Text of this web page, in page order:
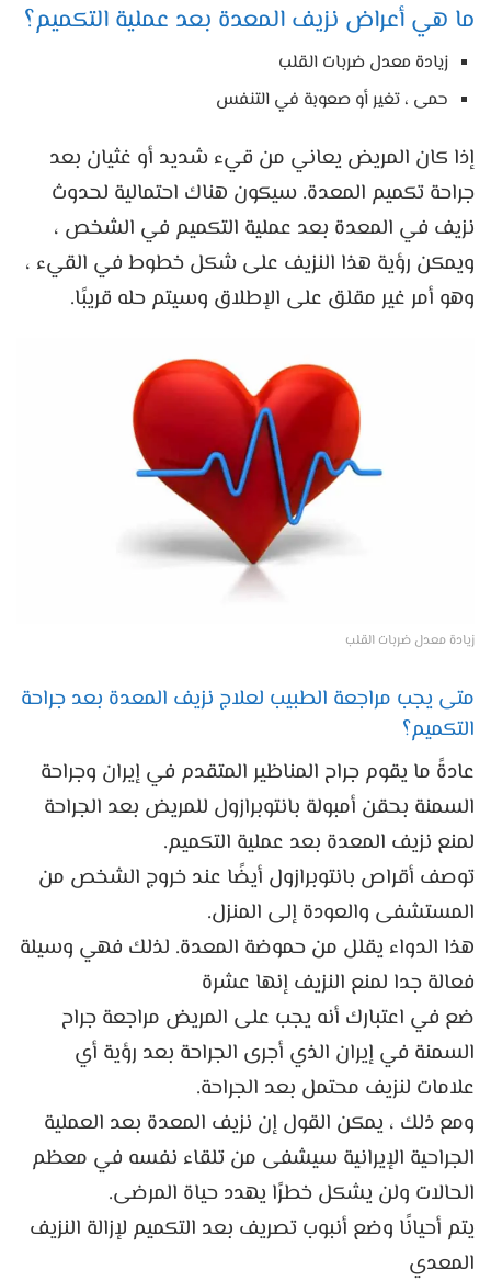
ما هي أعراض نزيف المعدة بعد عملية التكميم؟
زيادة معدل ضربات القلب
حمى ، تغير أو صعوبة في التنفس
إذا كان المريض يعاني من قيء شديد أو غثيان بعد
جراحة تكميم المعدة. سيكون هناك احتمالية لحدوث
نزيف في المعدة بعد عملية التكميم في الشخص ،
ويمكن رؤية هذا النزيف على شكل خطوط في القيء ،
وهو أمر غير مقلق على الإطلاق وسيتم حله قريبًا.
زيادة معدل ضربات القلب
متى يجب مراجعة الطبيب لعلاج نزيف المعدة بعد جراحة
التكميم؟
عادةً ما يقوم جراح المناظير المتقدم في إيران وجراحة
السمنة بحقن أمبولة بانتوبرازول للمريض بعد الجراحة
لمنع نزيف المعدة بعد عملية التكميم.
توصف أقراص بانتوبرازول أيضًا عند خروج الشخص من
المستشفى والعودة إلى المنزل.
هذا الدواء يقلل من حموضة المعدة. لذلك فهي وسيلة
فعالة جدا لمنع النزيف إنها عشرة
ضع في اعتبارك أنه يجب على المريض مراجعة جراح
السمنة في إيران الذي أجرى الجراحة بعد رؤية أي
علامات لنزيف محتمل بعد الجراحة.
ومع ذلك ، يمكن القول إن نزيف المعدة بعد العملية
الجراحية الإيرانية سيشفى من تلقاء نفسه في معظم
الحالات ولن يشكل خطرًا يهدد حياة المرضى.
يتم أحيانًا وضع أنبوب تصريف بعد التكميم لإزالة النزيف
المعدي